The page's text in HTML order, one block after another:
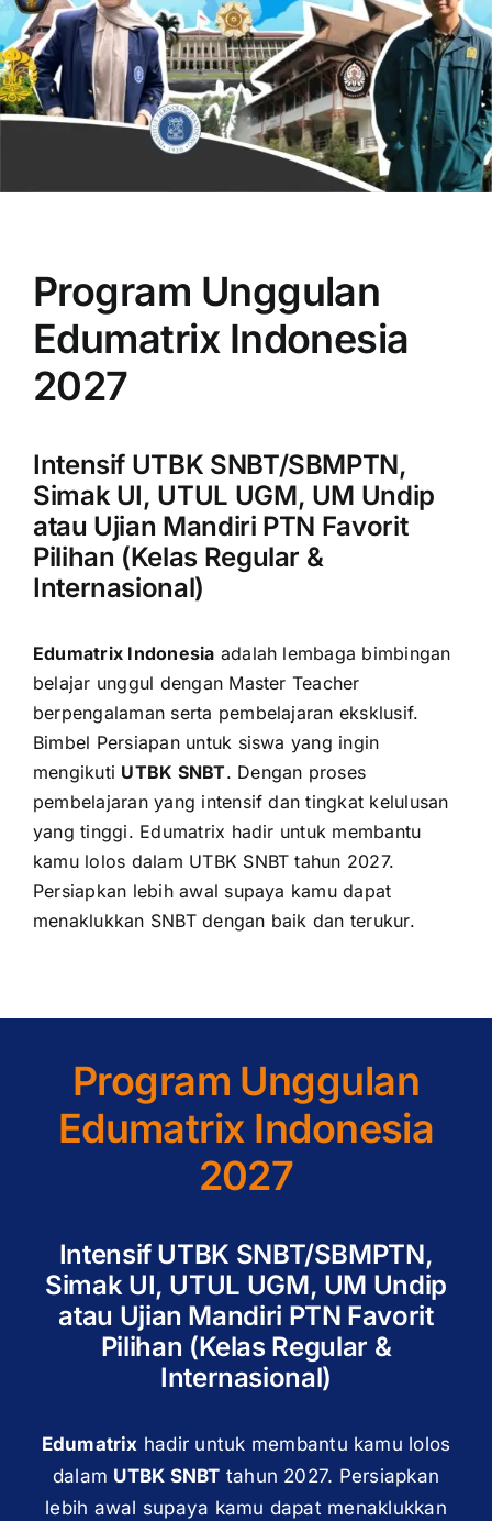
OUR PROGRAM
CONTACT US
Program Unggulan
Edumatrix Indonesia
2027
Intensif UTBK SNBT/SBMPTN,
Simak UI, UTUL UGM, UM Undip
atau Ujian Mandiri PTN Favorit
Pilihan (Kelas Regular &
Internasional)
Edumatrix Indonesia adalah lembaga bimbingan
belajar unggul dengan Master Teacher
berpengalaman serta pembelajaran eksklusif.
Bimbel Persiapan untuk siswa yang ingin
mengikuti UTBK SNBT. Dengan proses
pembelajaran yang intensif dan tingkat kelulusan
yang tinggi. Edumatrix hadir untuk membantu
kamu lolos dalam UTBK SNBT tahun 2027.
Persiapkan lebih awal supaya kamu dapat
menaklukkan SNBT dengan baik dan terukur.
Program Unggulan
Edumatrix Indonesia
2027
Intensif UTBK SNBT/SBMPTN,
Simak UI, UTUL UGM, UM Undip
atau Ujian Mandiri PTN Favorit
Pilihan (Kelas Regular &
Internasional)
Edumatrix hadir untuk membantu kamu lolos
dalam UTBK SNBT tahun 2027. Persiapkan
lebih awal supaya kamu dapat menaklukkan